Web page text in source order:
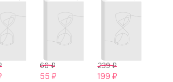
66 ₽
55 ₽
239 ₽
199 ₽